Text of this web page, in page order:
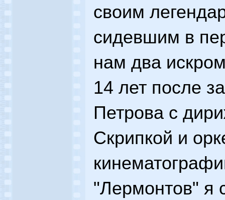
своим
сидевшим в
нам два
14 лет после
Петрова с
Скрипкой и
"Лермонтов" я